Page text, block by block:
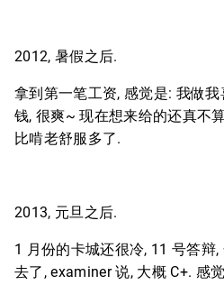
2012, 暑假之后.
拿到第一笔工资, 感觉是: 我做
钱, 很爽~ 现在想来给的还真不
比啃老舒服多了.
2013, 元旦之后.
1 月份的卡城还很冷, 11 号答辩
去了, examiner 说, 大概 C+. 感